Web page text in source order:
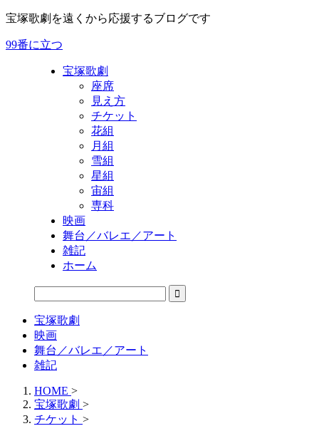
宝塚歌劇を遠くから応援するブログです
99番に立つ
宝塚歌劇
座席
見え方
チケット
花組
月組
雪組
星組
宙組
専科
映画
舞台／バレエ／アート
雑記
ホーム
宝塚歌劇
映画
舞台／バレエ／アート
雑記
HOME >
宝塚歌劇 >
チケット >